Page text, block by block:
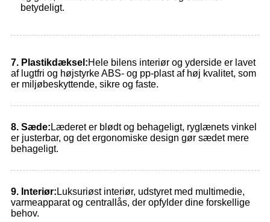
betydeligt.
7. Plastikdæksel:Hele bilens interiør og yderside er lavet
af lugtfri og højstyrke ABS- og pp-plast af høj kvalitet, som
er miljøbeskyttende, sikre og faste.
8. Sæde: Læderet er blødt og behageligt, ryglænets vinkel
er justerbar, og det ergonomiske design gør sædet mere
behageligt.
9. Interiør: Luksuriøst interiør, udstyret med multimedie,
varmeapparat og centrallås, der opfylder dine forskellige
behov.